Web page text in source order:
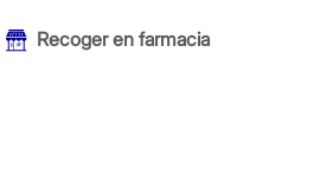
Recoger en farmacia